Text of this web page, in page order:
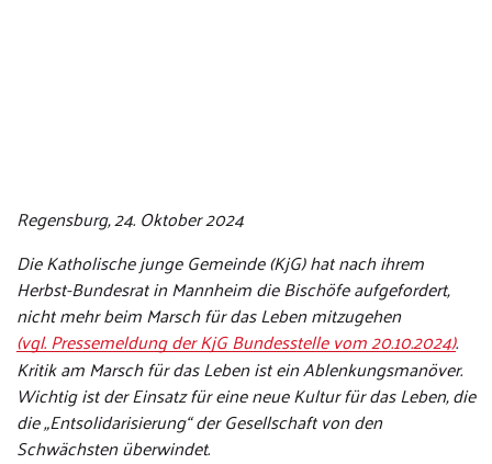
Regensburg, 24. Oktober 2024
Die Katholische junge Gemeinde (KjG) hat nach ihrem
Herbst-Bundesrat in Mannheim die Bischöfe aufgefordert,
nicht mehr beim Marsch für das Leben mitzugehen
(vgl. Pressemeldung der KjG Bundesstelle vom 20.10.2024).
Kritik am Marsch für das Leben ist ein Ablenkungsmanöver.
Wichtig ist der Einsatz für eine neue Kultur für das Leben, die
die „Entsolidarisierung“ der Gesellschaft von den
Schwächsten überwindet.